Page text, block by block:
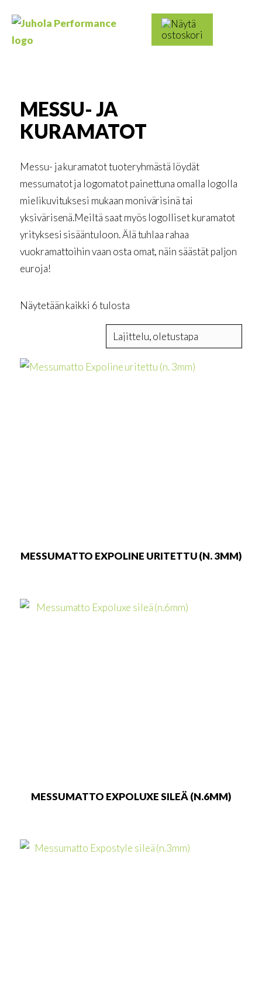
content
Juhola
mainostarvikkeet
Haku:
MESSU- JA
KURAMATOT
Messu- ja kuramatot tuoteryhmästä löydät
messumatot ja logomatot painettuna omalla logolla
mielikuvituksesi mukaan monivärisinä tai
yksivärisenä.Meiltä saat myös logolliset kuramatot
yrityksesi sisääntuloon. Älä tuhlaa rahaa
vuokramattoihin vaan osta omat, näin säästät paljon
euroja!
Näytetään kaikki 6 tulosta
MESSUMATTO EXPOLINE URITETTU (N. 3MM)
MESSUMATTO EXPOLUXE SILEÄ (N.6MM)